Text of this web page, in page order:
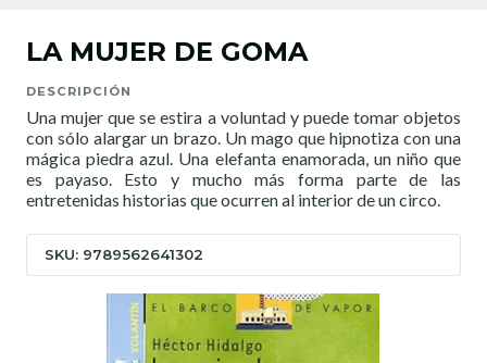
LA MUJER DE GOMA
DESCRIPCIÓN
Una mujer que se estira a voluntad y puede tomar objetos
con sólo alargar un brazo. Un mago que hipnotiza con una
mágica piedra azul. Una elefanta enamorada, un niño que
es payaso. Esto y mucho más forma parte de las
entretenidas historias que ocurren al interior de un circo.
SKU: 9789562641302